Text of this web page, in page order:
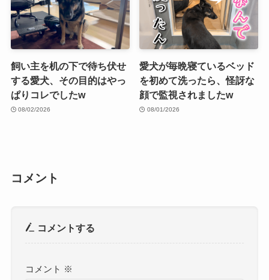
飼い主を机の下で待ち伏せ
する愛犬、その目的はやっ
ぱりコレでしたw
08/02/2026
愛犬が毎晩寝ているベッド
を初めて洗ったら、怪訝な
顔で監視されましたw
08/01/2026
コメント
コメントする
コメント ※